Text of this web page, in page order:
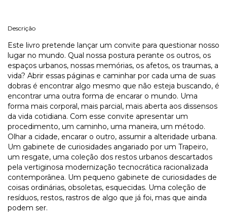
Descrição
Este livro pretende lançar um convite para questionar nosso
lugar no mundo. Qual nossa postura perante os outros, os
espaços urbanos, nossas memórias, os afetos, os traumas, a
vida? Abrir essas páginas e caminhar por cada uma de suas
dobras é encontrar algo mesmo que não esteja buscando, é
encontrar uma outra forma de encarar o mundo. Uma
forma mais corporal, mais parcial, mais aberta aos dissensos
da vida cotidiana. Com esse convite apresentar um
procedimento, um caminho, uma maneira, um método.
Olhar a cidade, encarar o outro, assumir a alteridade urbana.
Um gabinete de curiosidades angariado por um Trapeiro,
um resgate, uma coleção dos restos urbanos descartados
pela vertiginosa modernização tecnocrática racionalizada
contemporânea. Um pequeno gabinete de curiosidades de
coisas ordinárias, obsoletas, esquecidas. Uma coleção de
resíduos, restos, rastros de algo que já foi, mas que ainda
podem ser.